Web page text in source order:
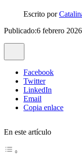
Escrito por
Publicado:6 febrero 2026
Facebook
Twitter
LinkedIn
Email
Copia enlace
En este artículo